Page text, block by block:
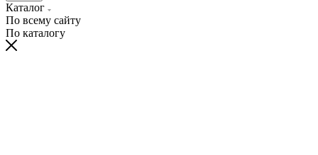
Каталог
По всему сайту
По каталогу